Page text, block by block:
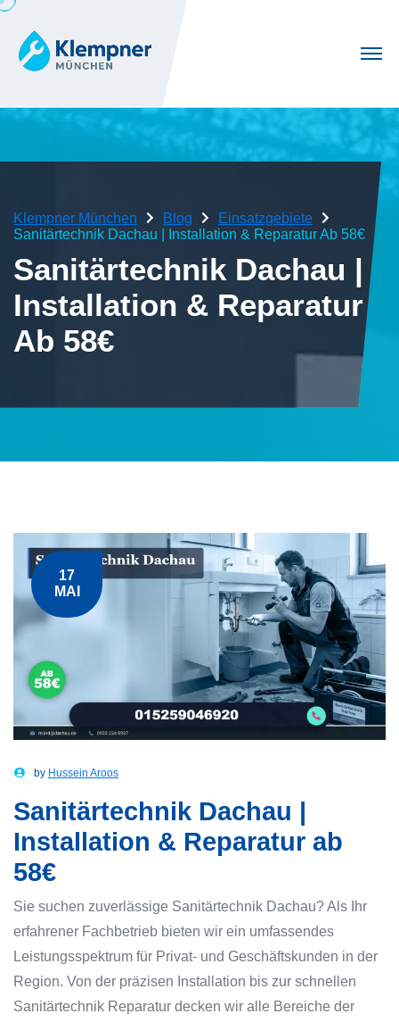
Klempner München Blog
Einsatzgebiete
Sanitärtechnik Dachau | Installation & Reparatur Ab 58€
Sanitärtechnik Dachau |
Installation & Reparatur
Ab 58€
17
MAI
by Hussein Aroos
Sanitärtechnik Dachau |
Installation & Reparatur ab
58€
Sie suchen zuverlässige Sanitärtechnik Dachau? Als Ihr
erfahrener Fachbetrieb bieten wir ein umfassendes
Leistungsspektrum für Privat- und Geschäftskunden in der
Region. Von der präzisen Installation bis zur schnellen
Sanitärtechnik Reparatur decken wir alle Bereiche der